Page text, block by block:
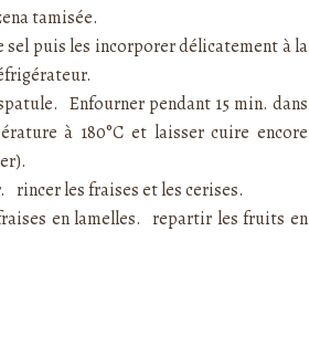
tamisée.
sel puis les incorporer délicatement à la
Enfourner pendant 15 min. dans
à 180°C et laisser cuire encore
les fraises et les cerises.
en lamelles. repartir les fruits en